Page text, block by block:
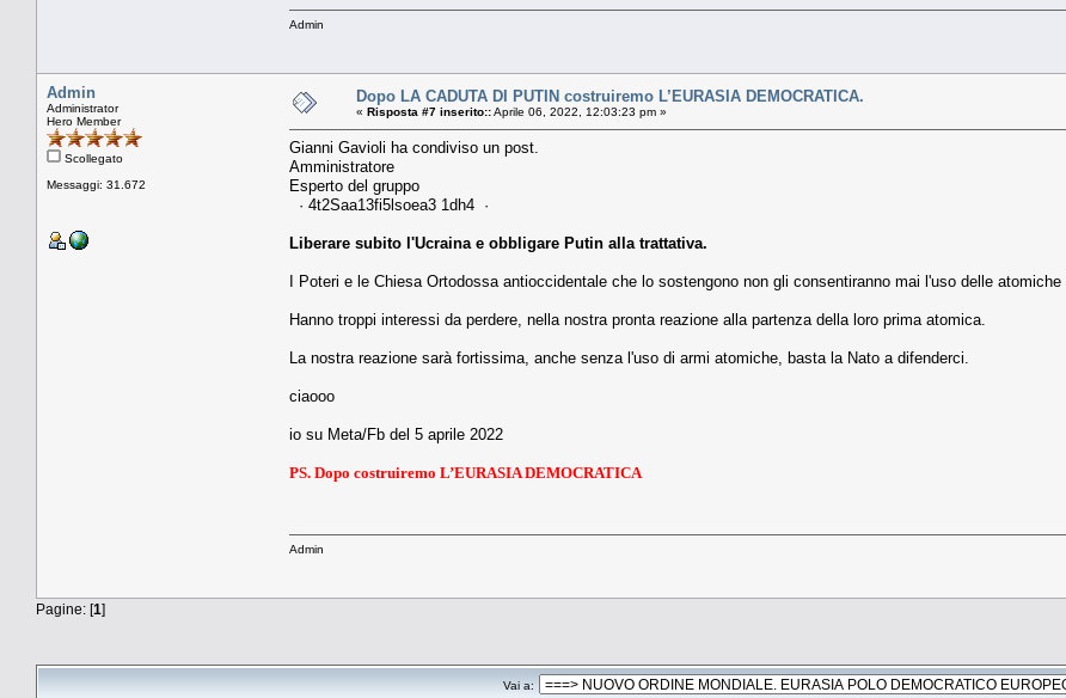
Admin
Admin
Administrator
Hero Member
Scollegato
Messaggi: 31.672
Dopo LA CADUTA DI PUTIN costruiremo L’EURASIA DEMOCRATICA.
« Risposta #7 inserito::Aprile 06, 2022, 12:03:23 pm »
Gianni Gavioli ha condiviso un post.
Amministratore
Esperto del gruppo
· 4t2Saa13fi5lsoea3 1dh4 ·
Liberare subito l'Ucraina e obbligare Putin alla trattativa.
I Poteri e le Chiesa Ortodossa antioccidentale che lo sostengono non gli consentiranno mai l'uso delle
Hanno troppi interessi da perdere, nella nostra pronta reazione alla partenza della loro prima atomica.
La nostra reazione sarà fortissima, anche senza l'uso di armi atomiche, basta la Nato a difenderci.
ciaooo
io su Meta/Fb del 5 aprile 2022
PS. Dopo costruiremo L’EURASIA DEMOCRATICA
Admin
Pagine: [1]
Vai a: